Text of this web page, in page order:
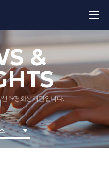
&
학평화상재단입니다.